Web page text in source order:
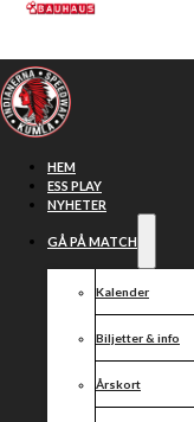
Hoppa till huvudinnehåll
HEM
ESS PLAY
NYHETER
GÅ PÅ MATCH
Kalender
Biljetter & info
Årskort